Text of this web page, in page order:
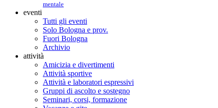
mentale
eventi
Tutti gli eventi
Solo Bologna e prov.
Fuori Bologna
Archivio
attività
Amicizia e divertimenti
Attività sportive
Attività e laboratori espressivi
Gruppi di ascolto e sostegno
Seminari, corsi, formazione